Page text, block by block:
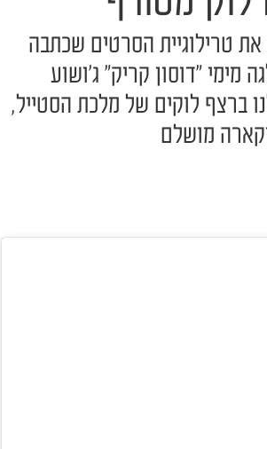
אלה את טרילוגיית הסרטים שכתבה
מימי "דוסון קריק" ג'ושוע
ברצף לוקים של מלכת הסטייל,
מושלם